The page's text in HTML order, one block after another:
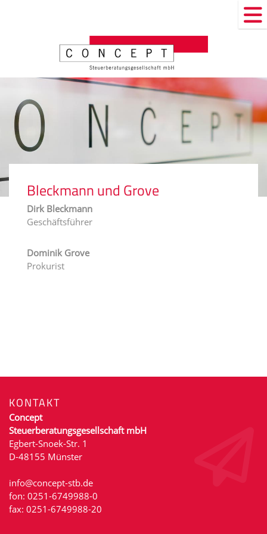
Bleckmann und Grove
Dirk Bleckmann
Geschäftsführer
Dominik Grove
Prokurist
KONTAKT
Concept
Steuerberatungsgesellschaft mbH
Egbert-Snoek-Str. 1
D-48155 Münster
info@concept-stb.de
fon: 0251-6749988-0
fax: 0251-6749988-20